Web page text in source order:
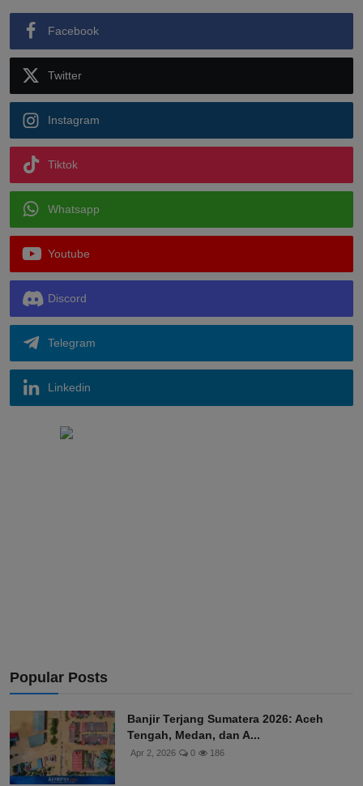
Facebook
Twitter
Instagram
Tiktok
Whatsapp
Youtube
Discord
Telegram
Linkedin
Popular Posts
Banjir Terjang Sumatera 2026: Aceh
Tengah, Medan, dan A...
Apr 2, 2026 0 186